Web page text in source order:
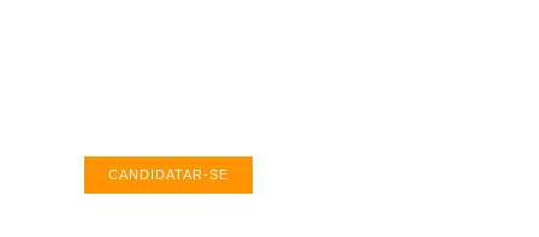
CANDIDATAR-SE